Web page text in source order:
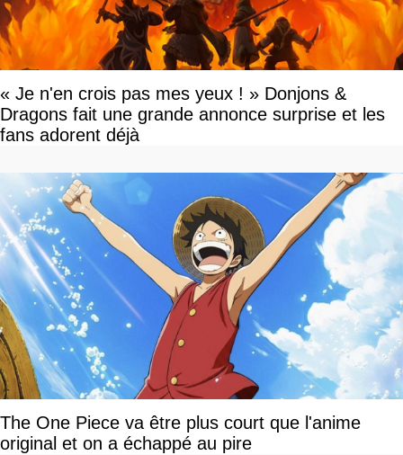
« Je n'en crois pas mes yeux ! » Donjons &
Dragons fait une grande annonce surprise et les
fans adorent déjà
The One Piece va être plus court que l'anime
original et on a échappé au pire